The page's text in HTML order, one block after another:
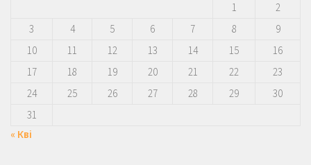
1
2
3
4 5 6 7 8
9
10
11 12 13 14 15
16
17
18 19 20 21 22
23
24
25 26 27 28 29
30
31
« Кві